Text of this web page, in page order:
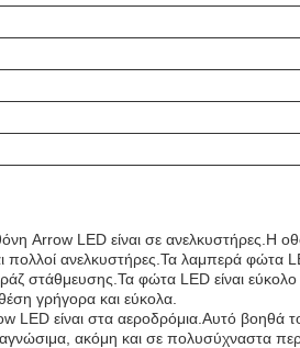
Arrow LED είναι σε ανελκυστήρες.Η
πολλοί ανελκυστήρες.Τα λαμπερά
στάθμευσης.Τα φώτα LED είναι
γρήγορα και εύκολα.
LED είναι στα αεροδρόμια.Αυτό βοηθά
ακόμη και σε πολυσύχναστα